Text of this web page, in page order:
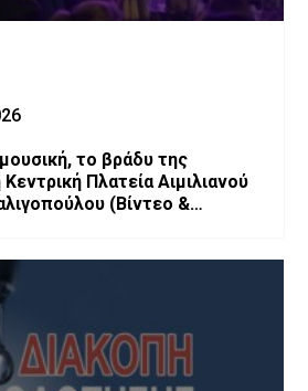
το βράδυ της
Πλατεία Αιμιλιανού
(Bίντεο &